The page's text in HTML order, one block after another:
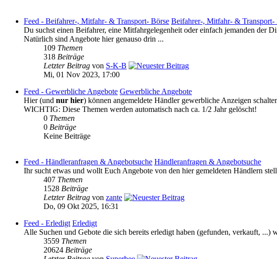
Feed - Beifahrer-, Mitfahr- & Transport- Börse Beifahrer-, Mitfahr- & Transport-
Du suchst einen Beifahrer, eine Mitfahrgelegenheit oder einfach jemanden der
Natürlich sind Angebote hier genauso drin ...
109 Themen
318 Beiträge
Letzter Beitrag von S-K-B
Mi, 01 Nov 2023, 17:00
Feed - Gewerbliche Angebote Gewerbliche Angebote
Hier (und nur hier) können angemeldete Händler gewerbliche Anzeigen
WICHTIG: Diese Themen werden automatisch nach ca. 1/2 Jahr gelöscht!
0 Themen
0 Beiträge
Keine Beiträge
Feed - Händleranfragen & Angebotsuche Händleranfragen & Angebotsuche
Ihr sucht etwas und wollt Euch Angebote von den hier gemeldeten Händlern
407 Themen
1528 Beiträge
Letzter Beitrag von zante
Do, 09 Okt 2025, 16:31
Feed - Erledigt Erledigt
Alle Suchen und Gebote die sich bereits erledigt haben (gefunden, verkauft, ...)
3559 Themen
20624 Beiträge